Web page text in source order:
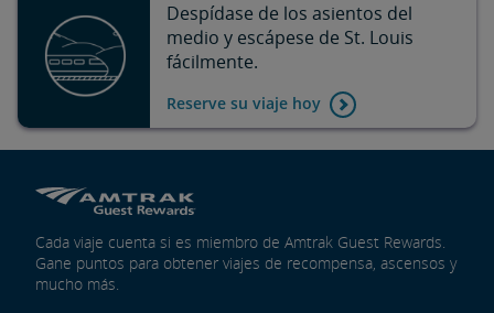
Despídase de los asientos del
medio y escápese de St. Louis ​​​​
fácilmente.
Reserve su viaje hoy
Cada viaje cuenta si es miembro de Amtrak Guest Rewards.
Gane puntos para obtener viajes de recompensa, ascensos y
mucho más.